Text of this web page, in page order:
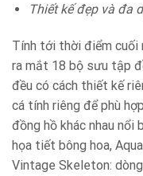
Thiết kế đẹp và đa
Tính tới thời điểm cuối
ra mắt 18 bộ sưu tập
đều có cách thiết kế
cá tính riêng để phù
đồng hồ khác nhau nổi
họa tiết bông hoa,
Vintage Skeleton: